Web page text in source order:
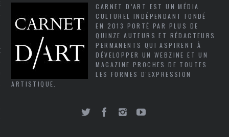
EN VOD
CARNET D’ART EST UN MÉDIA
CULTUREL INDÉPENDANT FONDÉ
EN 2013 PORTÉ PAR PLUS DE
QUINZE AUTEURS ET RÉDACTEURS
PERMANENTS QUI ASPIRENT À
DÉVELOPPER UN WEBZINE ET UN
MAGAZINE PROCHES DE TOUTES
LES FORMES D'EXPRESSION
ARTISTIQUE.